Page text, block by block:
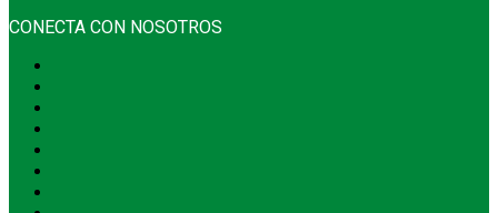
CONECTA CON NOSOTROS